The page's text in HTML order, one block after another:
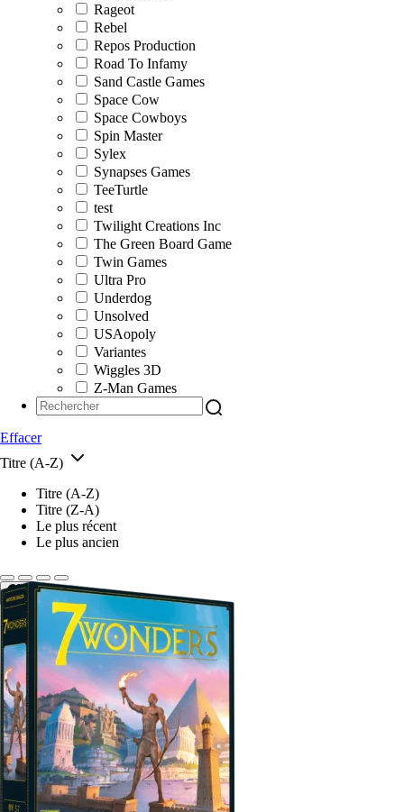
Rageot
Rebel
Repos Production
Road To Infamy
Sand Castle Games
Space Cow
Space Cowboys
Spin Master
Sylex
Synapses Games
TeeTurtle
test
Twilight Creations Inc
The Green Board Game
Twin Games
Ultra Pro
Underdog
Unsolved
USAopoly
Variantes
Wiggles 3D
Z-Man Games
Effacer
Titre (A-Z)
Titre (A-Z)
Titre (Z-A)
Le plus récent
Le plus ancien